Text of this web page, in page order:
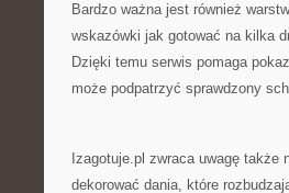
Bardzo ważna jest również
wskazówki jak gotować na kilka
Dzięki temu serwis pomaga
może podpatrzyć sprawdzony
Izagotuje.pl zwraca uwagę
dekorować dania, które